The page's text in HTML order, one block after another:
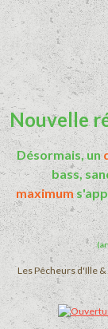
Nouvelle
Désormais, un
bass,
maximum
Les Pêcheurs d'Ille